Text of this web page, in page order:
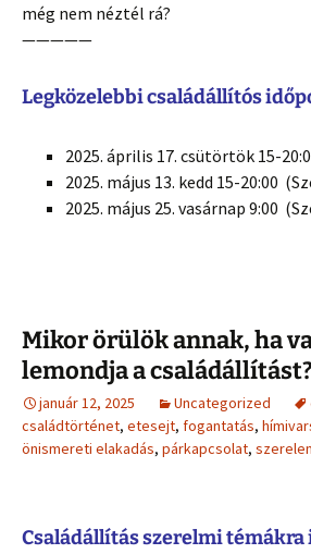
még nem néztél rá?
—————
Legközelebbi családállítós
2025. április 17. csütörtök 15-
2025. május 13. kedd 15-20:00
2025. május 25. vasárnap 9:00
Mikor örülök annak, ha
lemondja a
január 12, 2025 Uncategorized
családtörténet, etesejt, fogantatás,
önismereti elakadás, párkapcsolat,
Családállítás szerelmi témákra